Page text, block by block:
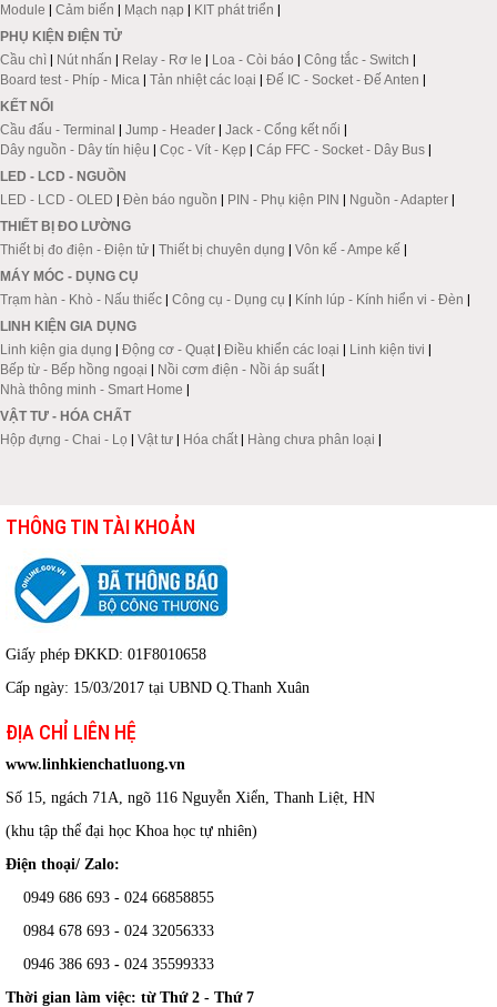
Module | Cảm biến | Mạch nạp | KIT phát triển |
PHỤ KIỆN ĐIỆN TỬ
Cầu chì | Nút nhấn | Relay - Rơ le | Loa - Còi báo | Công tắc - Switch |
Board test - Phíp - Mica | Tản nhiệt các loại | Đế IC - Socket - Đế Anten |
KẾT NỐI
Cầu đấu - Terminal | Jump - Header | Jack - Cổng kết nối |
Dây nguồn - Dây tín hiệu | Cọc - Vít - Kẹp | Cáp FFC - Socket - Dây Bus |
LED - LCD - NGUỒN
LED - LCD - OLED | Đèn báo nguồn | PIN - Phụ kiện PIN | Nguồn - Adapter |
THIẾT BỊ ĐO LƯỜNG
Thiết bị đo điện - Điện tử | Thiết bị chuyên dụng | Vôn kế - Ampe kế |
MÁY MÓC - DỤNG CỤ
Trạm hàn - Khò - Nấu thiếc | Công cụ - Dụng cụ | Kính lúp - Kính hiển vi - Đèn |
LINH KIỆN GIA DỤNG
Linh kiện gia dụng | Động cơ - Quạt | Điều khiển các loại | Linh kiện tivi |
Bếp từ - Bếp hồng ngoại | Nồi cơm điện - Nồi áp suất |
Nhà thông minh - Smart Home |
VẬT TƯ - HÓA CHẤT
Hộp đựng - Chai - Lọ | Vật tư | Hóa chất | Hàng chưa phân loại |
THÔNG TIN TÀI KHOẢN
Giấy phép ĐKKD: 01F8010658
Cấp ngày: 15/03/2017 tại UBND Q.Thanh Xuân
ĐỊA CHỈ LIÊN HỆ
www.linhkienchatluong.vn
Số 15, ngách 71A, ngõ 116 Nguyễn Xiển, Thanh Liệt, HN
(khu tập thể đại học Khoa học tự nhiên)
Điện thoại/ Zalo:
0949 686 693 - 024 66858855
0984 678 693 - 024 32056333
0946 386 693 - 024 35599333
Thời gian làm việc: từ Thứ 2 - Thứ 7